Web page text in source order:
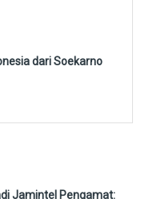
dari Soekarno
Jamintel Pengamat: